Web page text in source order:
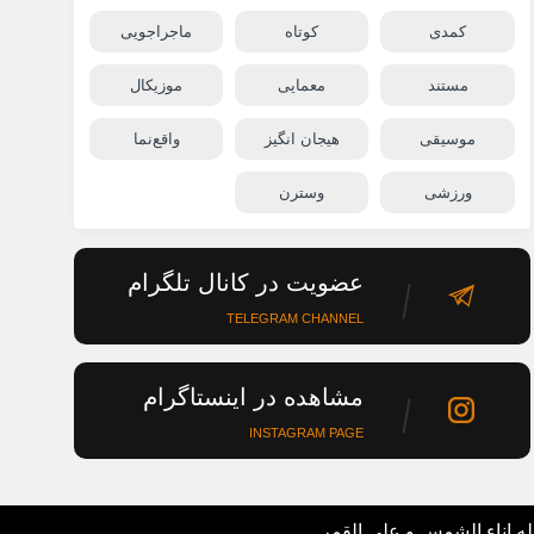
کمدی کوتاه ماجراجویی
مستند معمایی موزیکال
موسیقی هیجان انگیز واقع‌نما
ورزشی وسترن
عضویت در کانال تلگرام
TELEGRAM CHANNEL
مشاهده در اینستاگرام
INSTAGRAM PAGE